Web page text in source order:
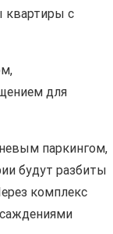
квартиры с
для
паркингом,
будут разбиты
комплекс